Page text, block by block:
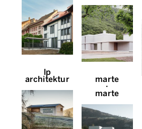
lp
architektur marte
∙
marte